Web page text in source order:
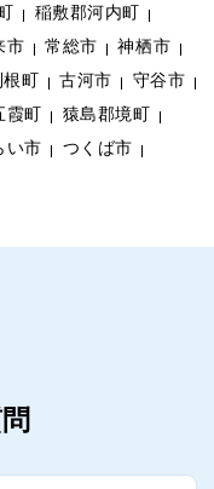
稲敷郡河内町
市 常総市
神栖市
根町 古河市
守谷市
霞町
猿島郡境町
い市
つくば市